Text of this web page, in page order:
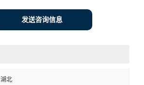
发送咨询信息
湖北